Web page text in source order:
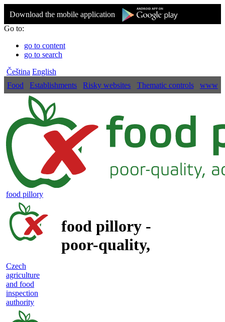
Download the mobile application
Go to:
go to content
go to search
Čeština English
Food
Establishments Risky websites Thematic controls www
food pillory
food pillory -
poor-quality,
Czech
agriculture
and food
inspection
authority